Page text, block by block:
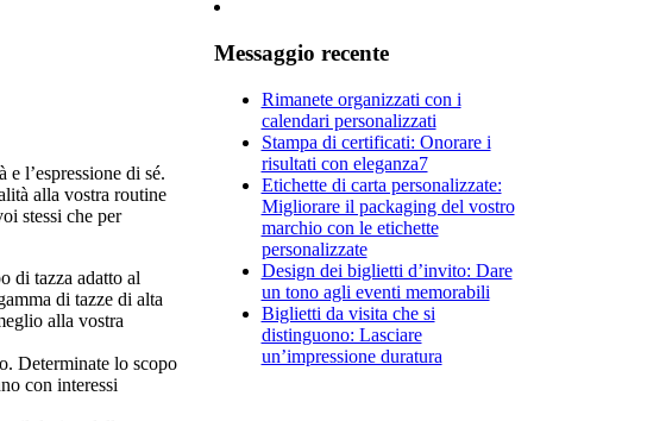
l’espressione di sé.
alla vostra routine
stessi che per
di tazza adatto al
di tazze di alta
alla vostra
Determinate lo scopo
con interessi
Messaggio recente
Rimanete organizzati con i
calendari personalizzati
Stampa di certificati: Onorare i
risultati con eleganza7
Etichette di carta personalizzate:
Migliorare il packaging del vostro
marchio con le etichette
personalizzate
Design dei biglietti d’invito: Dare
un tono agli eventi memorabili
Biglietti da visita che si
distinguono: Lasciare
un’impressione duratura